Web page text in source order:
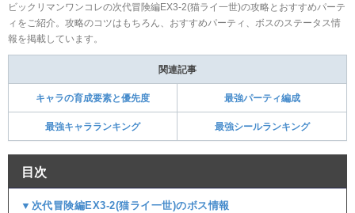
ビックリマンワンコレの次代冒険編EX3-2(猫ライ一世)の攻略とおすすめパーテ
ィをご紹介。攻略のコツはもちろん、おすすめパーティ、ボスのステータス情
報を掲載しています。
関連記事
キャラの育成要素と優先度 最強パーティ編成
最強キャラランキング 最強シールランキング
目次
▼次代冒険編EX3-2(猫ライ一世)のボス情報